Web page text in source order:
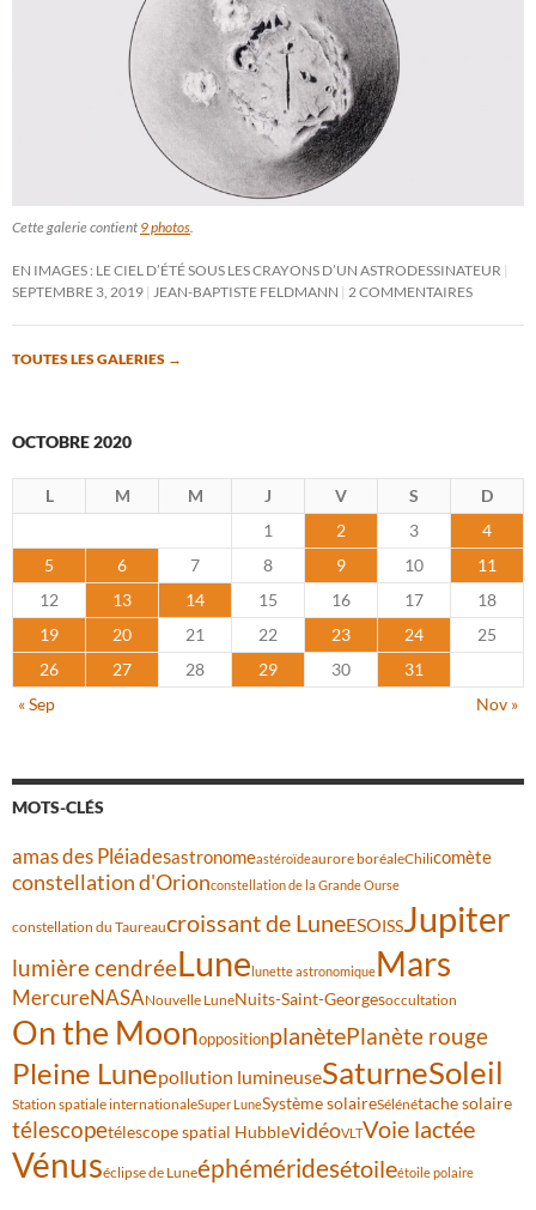
Cette galerie contient 9 photos
EN IMAGES : LE CIEL D’ÉTÉ SOUS LES CRAYONS D’UN ASTRODESSINATEUR
SEPTEMBRE 3, 2019
JEAN-BAPTISTE FELDMANN 2 COMMENTAIRES
TOUTES LES GALERIES →
OCTOBRE 2020
L M M J V S
D
1
2 3
4
5
6 7 8 9 10
11
12
13 14 15 16 17
18
19
20 21 22 23 24
25
26
27 28 29 30
31
« Sep
Nov »
MOTS-CLÉS
amas des Pléiadesastronomeastéroïdeaurore boréaleChilicomète
constellation d'Orionconstellation de la Grande Ourse
constellation du Taureaucroissant de LuneESOISSJupiter
lumière cendréeLunelunette astronomiqueMars
MercureNASANouvelle LuneNuits-Saint-Georgesoccultation
On the MoonoppositionplanètePlanète rouge
Pleine Lunepollution lumineuseSaturneSoleil
Station spatiale internationaleSuper LuneSystème solaireSélénétache solaire
télescopetélescope spatial HubblevidéoVLTVoie lactée
Vénuséclipse de Luneéphéméridesétoileétoile polaire